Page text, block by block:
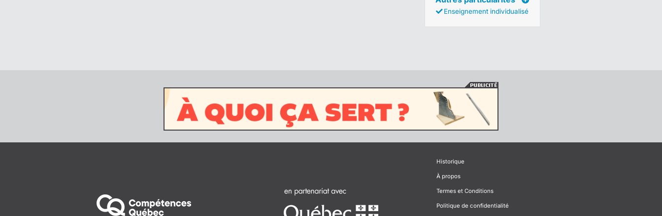
Enseignement individualisé
Historique
À propos
Termes et Conditions
Politique de confidentialité